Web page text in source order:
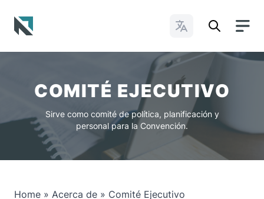
Cambiar idioma
COMITÉ EJECUTIVO
Sirve como comité de política, planificación y
personal para la Convención.
Home » Acerca de » Comité Ejecutivo